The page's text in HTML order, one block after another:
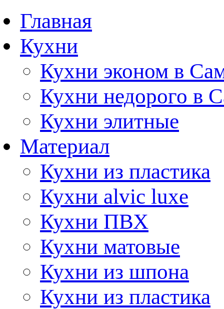
Главная
Кухни
Кухни эконом в
Кухни недорого в
Кухни элитные
Материал
Кухни из пластика
Кухни alvic luxe
Кухни ПВХ
Кухни матовые
Кухни из шпона
Кухни из пластика